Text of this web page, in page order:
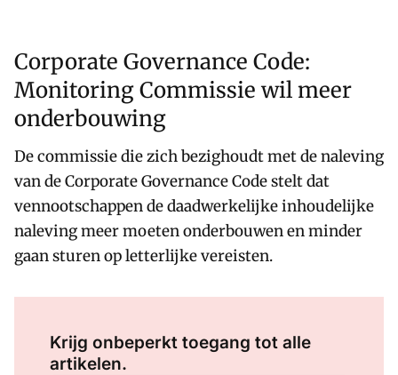
Corporate Governance Code:
Monitoring Commissie wil meer
onderbouwing
De commissie die zich bezighoudt met de naleving
van de Corporate Governance Code stelt dat
vennootschappen de daadwerkelijke inhoudelijke
naleving meer moeten onderbouwen en minder
gaan sturen op letterlijke vereisten.
Krijg onbeperkt toegang tot alle
artikelen.